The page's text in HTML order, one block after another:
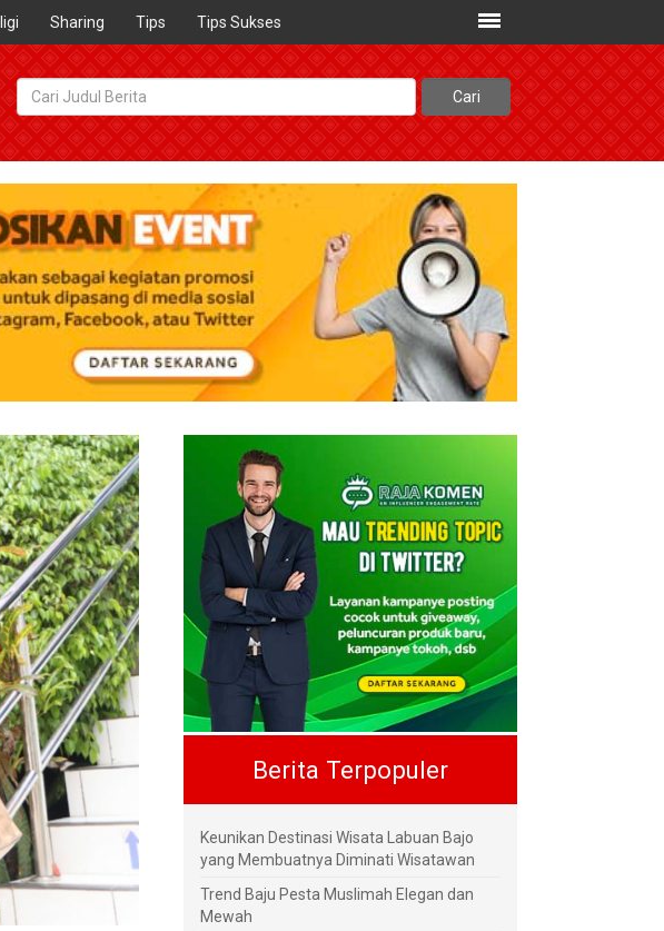
Sharing Tips Tips Sukses
Berita Terpopuler
Keunikan Destinasi Wisata Labuan Bajo
yang Membuatnya Diminati Wisatawan
Trend Baju Pesta Muslimah Elegan dan
Mewah